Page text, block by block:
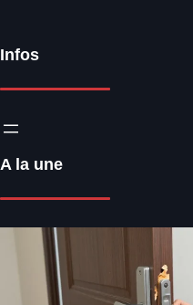
Infos
A la une